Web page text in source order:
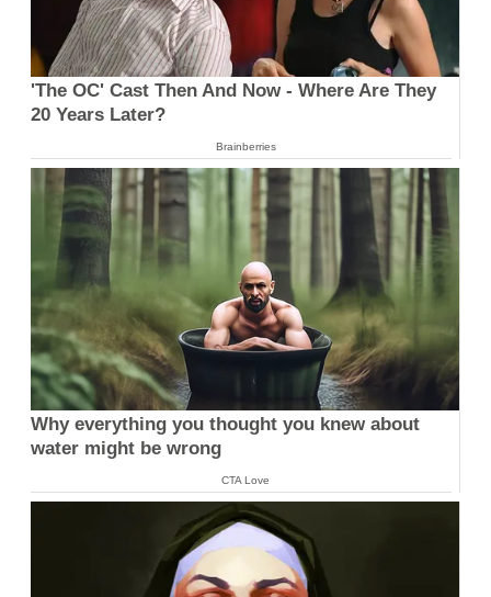
'The OC' Cast Then And Now - Where Are They
20 Years Later?
Brainberries
Why everything you thought you knew about
water might be wrong
CTA Love